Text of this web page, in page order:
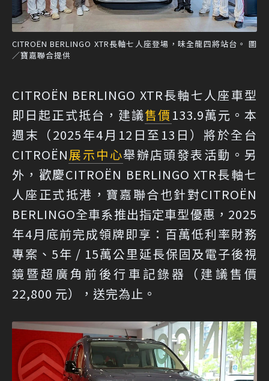
CITROËN BERLINGO XTR長軸七人座登場，味全龍四將站台。 圖
／寶嘉聯合提供
CITROËN BERLINGO XTR長軸七人座車型
即日起正式抵台，建議售價133.9萬元。本
週末（2025年4月12日至13日）將於全台
CITROËN展示中心舉辦店頭發表活動。另
外，歡慶CITROËN BERLINGO XTR長軸七
人座正式抵港，寶嘉聯合也針對CITROËN
BERLINGO全車系推出指定車型優惠，2025
年4月底前完成領牌即享：百萬低利率財務
專案、5年 / 15萬公里延長保固及電子後視
鏡暨超廣角前後行車記錄器（建議售價
22,800 元），送完為止。